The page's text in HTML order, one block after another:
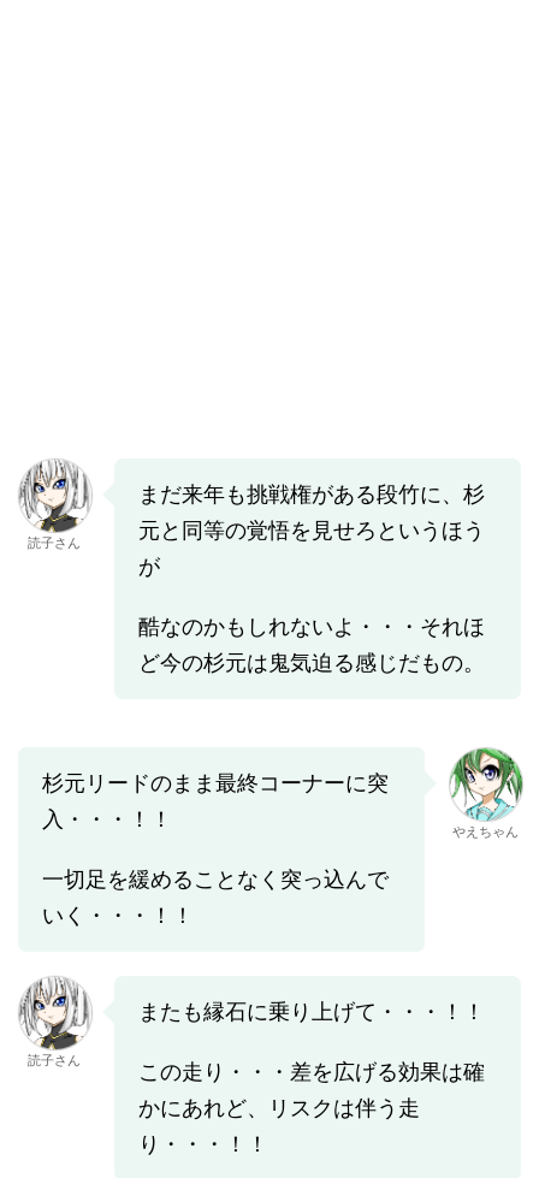
読子さん
まだ来年も挑戦権がある段竹に、杉
元と同等の覚悟を見せろというほう
が
酷なのかもしれないよ・・・それほ
ど今の杉元は鬼気迫る感じだもの。
杉元リードのまま最終コーナーに突
入・・・！！
一切足を緩めることなく突っ込んで
いく・・・！！
やえちゃん
読子さん
またも縁石に乗り上げて・・・！！
この走り・・・差を広げる効果は確
かにあれど、リスクは伴う走
り・・・！！